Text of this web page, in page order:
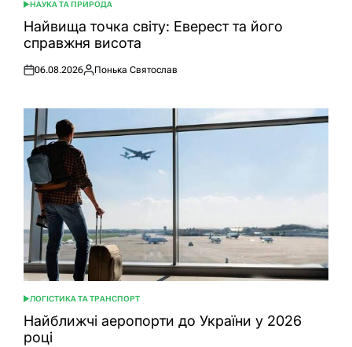
ОПУБЛІКУВАТИ
У
НАУКА ТА ПРИРОДА
Найвища точка світу: Еверест та його
справжня висота
Оприлюднено
06.08.2026
Опубліковано
Понька Святослав
ОПУБЛІКУВАТИ
У
ЛОГІСТИКА ТА ТРАНСПОРТ
Найближчі аеропорти до України у 2026
році